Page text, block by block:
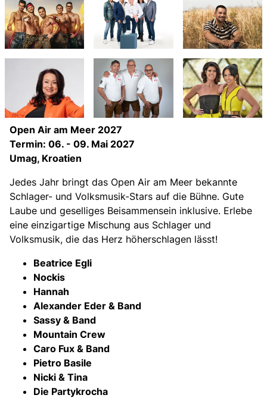
Open Air am Meer 2027
Termin: 06. - 09. Mai 2027
Umag, Kroatien
Jedes Jahr bringt das Open Air am Meer bekannte
Schlager- und Volksmusik-Stars auf die Bühne. Gute
Laube und geselliges Beisammensein inklusive. Erlebe
eine einzigartige Mischung aus Schlager und
Volksmusik, die das Herz höherschlagen lässt!
Beatrice Egli
Nockis
Hannah
Alexander Eder & Band
Sassy & Band
Mountain Crew
Caro Fux & Band
Pietro Basile
Nicki & Tina
Die Partykrocha